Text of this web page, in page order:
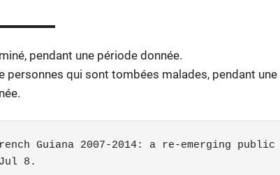
pendant une période donnée.
personnes qui sont tombées malades, pendant une
Guiana 2007-2014: a re-emerging public
8.